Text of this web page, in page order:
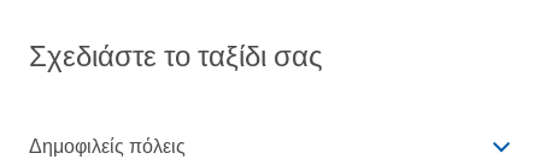
Σχεδιάστε το ταξίδι σας
Δημοφιλείς πόλεις